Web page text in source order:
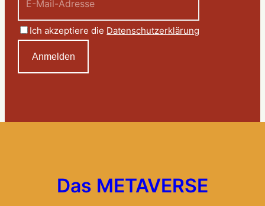
Ich akzeptiere die Datenschutzerklärung
Das METAVERSE